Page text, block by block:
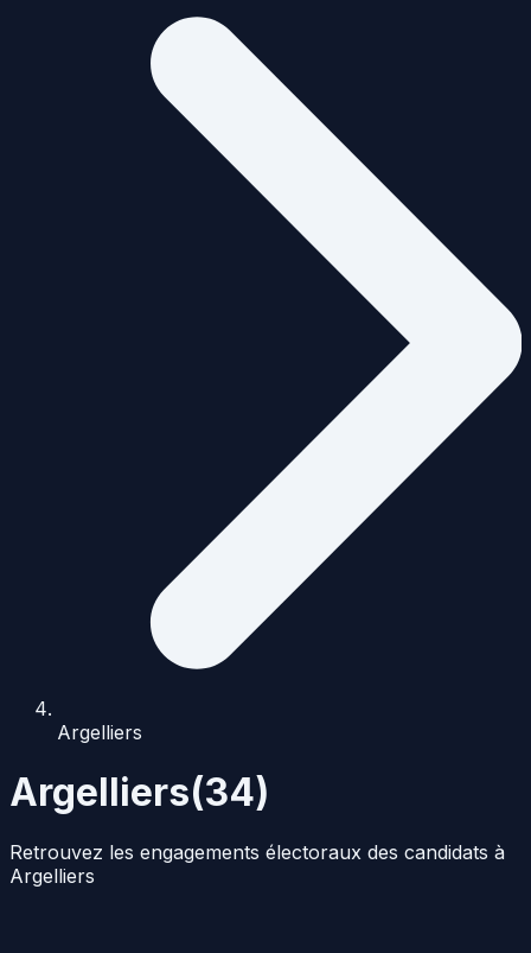
Argelliers
Argelliers(34)
Retrouvez les engagements électoraux des candidats à
Argelliers